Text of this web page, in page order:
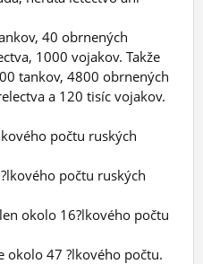
40 obrnených
1000 vojakov. Takže
tankov, 4800 obrnených
a 120 tisíc vojakov.
počtu ruských
počtu ruských
okolo 16?lkového počtu
okolo 47 ?lkového počtu.